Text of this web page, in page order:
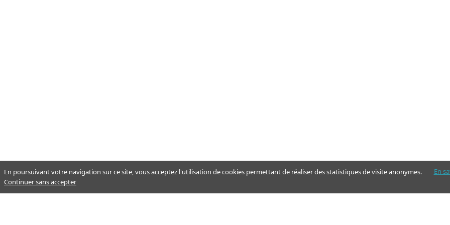
En poursuivant votre navigation sur ce site, vous acceptez l'utilisation de cookies permettant de réaliser des statistiques de visite anonymes. En
Continuer sans accepter